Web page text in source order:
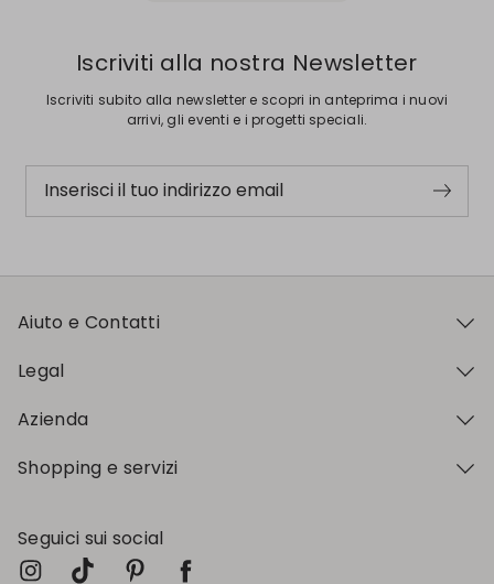
Iscriviti alla nostra Newsletter
Iscriviti subito alla newsletter e scopri in anteprima i nuovi
arrivi, gli eventi e i progetti speciali.
Inserisci il tuo indirizzo email
Aiuto e Contatti
Legal
Azienda
Shopping e servizi
Seguici sui social